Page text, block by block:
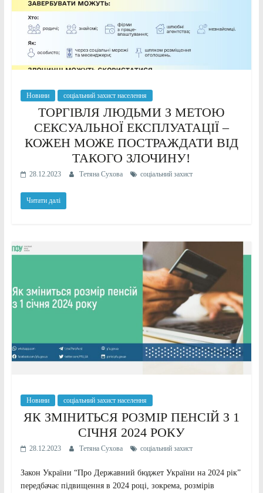
Новини соціальний захист населення
ТОРГІВЛЯ ЛЮДЬМИ З МЕТОЮ
СЕКСУАЛЬНОЇ ЕКСПЛУАТАЦІЇ –
КОЖЕН МОЖЕ ПОСТРАЖДАТИ ВІД
ТАКОГО ЗЛОЧИНУ!
28.12.2023 Тетяна Сухова соціальний захист
Читати далі
Новини соціальний захист населення
ЯК ЗМІНИТЬСЯ РОЗМІР ПЕНСІЙ З 1
СІЧНЯ 2024 РОКУ
28.12.2023 Тетяна Сухова соціальний захист
Закон України “Про Державний бюджет України на 2024 рік”
передбачає підвищення в 2024 році, зокрема, розмірів